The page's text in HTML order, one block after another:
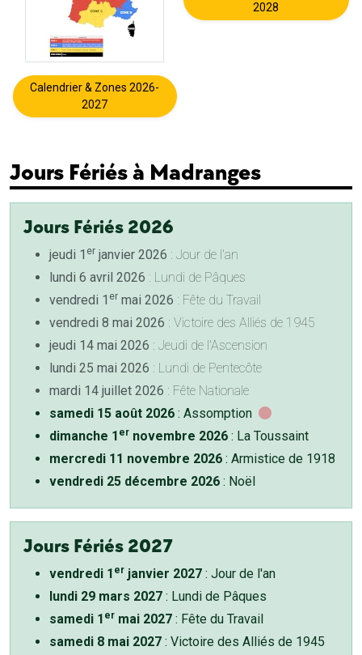
Calendrier & Zones 2026-
2027
2028
Jours Fériés à Madranges
Jours Fériés 2026
jeudi 1 er janvier 2026 : Jour de l'an
lundi 6 avril 2026 : Lundi de Pâques
vendredi 1 er mai 2026 : Fête du Travail
vendredi 8 mai 2026 : Victoire des Alliés de 1945
jeudi 14 mai 2026 : Jeudi de l'Ascension
lundi 25 mai 2026 : Lundi de Pentecôte
mardi 14 juillet 2026 : Fête Nationale
samedi 15 août 2026 : Assomption
dimanche 1 er novembre 2026 : La Toussaint
mercredi 11 novembre 2026 : Armistice de 1918
vendredi 25 décembre 2026 : Noël
Jours Fériés 2027
vendredi 1 er janvier 2027 : Jour de l'an
lundi 29 mars 2027 : Lundi de Pâques
samedi 1 er mai 2027 : Fête du Travail
samedi 8 mai 2027 : Victoire des Alliés de 1945